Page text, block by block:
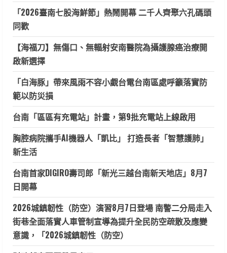
「2026臺南七股海鮮節」熱鬧開幕 二千人齊聚六孔碼頭
同歡
【海福刀】無傷口、無輻射安南醫院為攝護腺癌治療開
啟新選擇
「白海豚」帶來風雨不容小覷台電台南區處呼籲落實防
範以防災損
台南「區區有充電站」計畫，第9批充電站上線啟用
胸腔病院攜手AI機器人「凱比」 打造長者「智慧護肺」
新生活
台南首家DIGIRO壽司郎「新光三越台南新天地店」8月7
日開幕
2026城鎮韌性（防空）演習8月7日登場 南警二分局走入
街巷全面落實人車管制宣導為提升全民防空疏散及應變
意識，「2026城鎮韌性（防空）